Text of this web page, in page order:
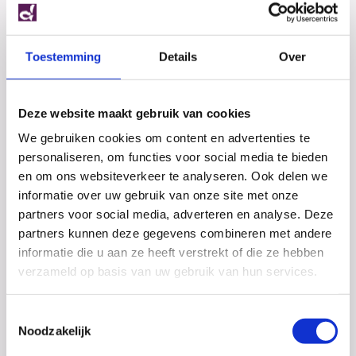
Toestemming Details Over
Deze website maakt gebruik van cookies
We gebruiken cookies om content en advertenties te
personaliseren, om functies voor social media te bieden
en om ons websiteverkeer te analyseren. Ook delen we
informatie over uw gebruik van onze site met onze
partners voor social media, adverteren en analyse. Deze
partners kunnen deze gegevens combineren met andere
informatie die u aan ze heeft verstrekt of die ze hebben
verzameld op basis van uw gebruik van hun services.
Noodzakelijk
Examens!
De eerste twee dagen van het CSE zijn inmiddels
voorbij. Het Dalton College wenst al haar
examenleerlingen voor alle komende examens succes!